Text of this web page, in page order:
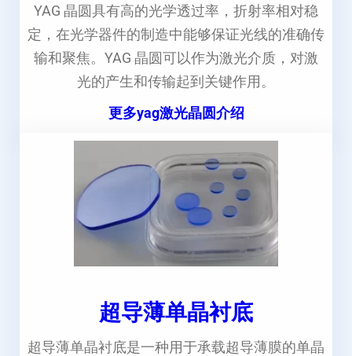
YAG 晶圆具有高的光学透过率，折射率相对稳
定，在光学器件的制造中能够保证光线的准确传
输和聚焦。YAG 晶圆可以作为激光介质，对激
光的产生和传输起到关键作用。
更多yag激光晶圆介绍
超导薄单晶衬底
超导薄单晶衬底是一种用于承载超导薄膜的单晶